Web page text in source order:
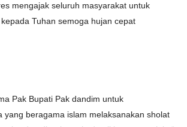
mengajak seluruh masyarakat untuk
Tuhan semoga hujan cepat
Pak Bupati Pak dandim untuk
yang beragama islam melaksanakan sholat